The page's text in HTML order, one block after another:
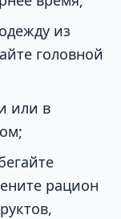
из
головной
или в
рацион